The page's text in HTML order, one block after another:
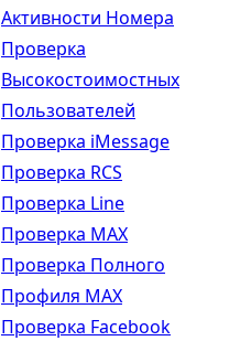
Активности Номера
Проверка
Высокостоимостных
Пользователей
Проверка iMessage
Проверка RCS
Проверка Line
Проверка MAX
Проверка Полного
Профиля MAX
Проверка Facebook